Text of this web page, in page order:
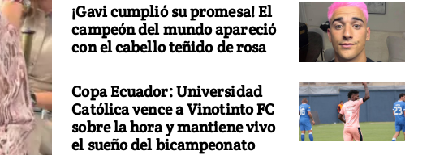
¡Gavi cumplió su promesa! El
campeón del mundo apareció
con el cabello teñido de rosa
Copa Ecuador: Universidad
Católica vence a Vinotinto FC
sobre la hora y mantiene vivo
el sueño del bicampeonato